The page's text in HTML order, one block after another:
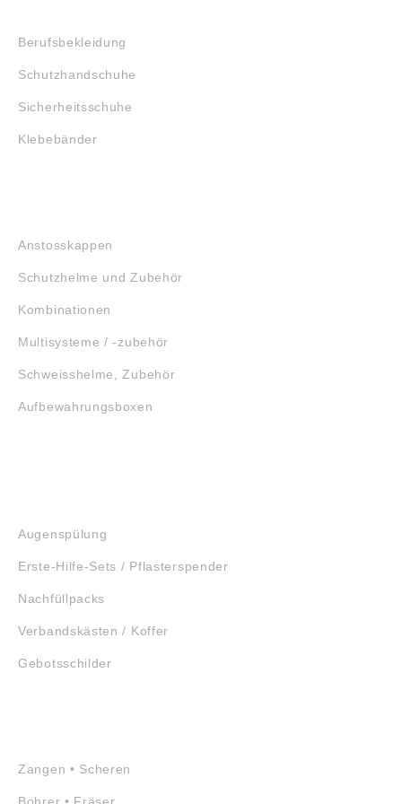
Berufsbekleidung
Schutzhandschuhe
Sicherheitsschuhe
Klebebänder
Anstosskappen
Schutzhelme und Zubehör
Kombinationen
Multisysteme / -zubehör
Schweisshelme, Zubehör
Aufbewahrungsboxen
Augenspülung
Erste-Hilfe-Sets / Pflasterspender
Nachfüllpacks
Verbandskästen / Koffer
Gebotsschilder
Zangen • Scheren
Bohrer • Fräser